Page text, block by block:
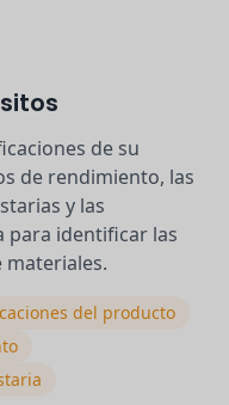
de su
de rendimiento, las
y las
para identificar las
materiales.
del producto